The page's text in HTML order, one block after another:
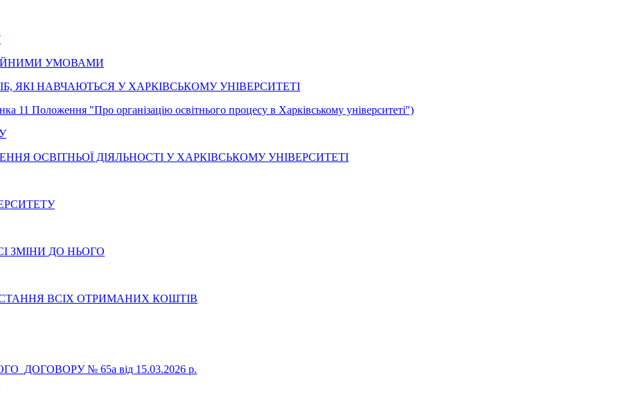
УМОВАМИ
ЯКІ НАВЧАЮТЬСЯ У ХАРКІВСЬКОМУ УНІВЕРСИТЕТІ
"Про організацію освітнього процесу в Харківському університеті")
ОСВІТНЬОЇ ДІЯЛЬНОСТІ У ХАРКІВСЬКОМУ УНІВЕРСИТЕТІ
ЗМІНИ ДО НЬОГО
ВСІХ ОТРИМАНИХ КОШТІВ
№ 65а від 15.03.2026 р.